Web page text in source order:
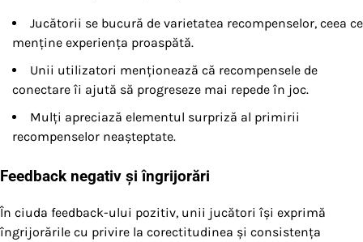
Jucătorii se bucură de varietatea recompenselor, ceea ce
menține experiența proaspătă.
Unii utilizatori menționează că recompensele de
conectare îi ajută să progreseze mai repede în joc.
Mulți apreciază elementul surpriză al primirii
recompenselor neașteptate.
Feedback negativ și îngrijorări
În ciuda feedback-ului pozitiv, unii jucători își exprimă
îngrijorările cu privire la corectitudinea și consistența